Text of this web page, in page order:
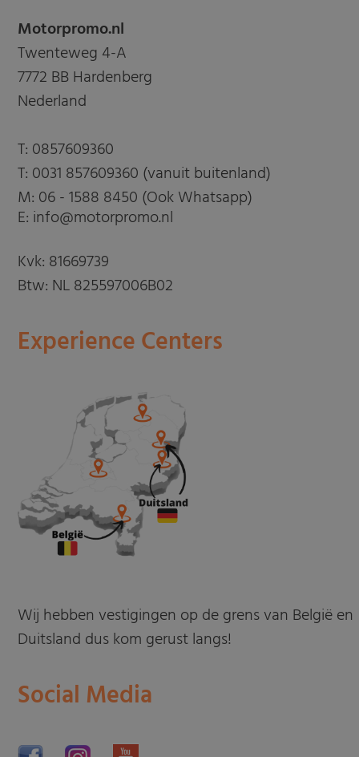
Motorpromo.nl
Twenteweg 4-A
7772 BB Hardenberg
Nederland
T: 0857609360
T: 0031 857609360 (vanuit buitenland)
M: 06 - 1588 8450 (Ook Whatsapp)
E: info@motorpromo.nl
Kvk: 81669739
Btw: NL 825597006B02
Experience Centers
Wij hebben vestigingen op de grens van België en
Duitsland dus kom gerust langs!
Social Media